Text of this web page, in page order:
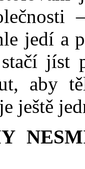
jedí a
jíst
aby
ještě